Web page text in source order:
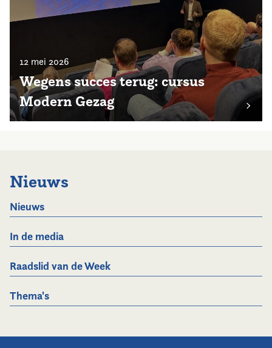
12 mei 2026
Wegens succes terug: cursus
Modern Gezag
Nieuws
Nieuws
In de media
Raadslid van de Week
Thema's